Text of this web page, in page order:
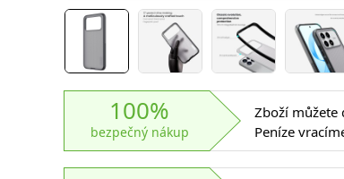
100%
bezpečný nákup
Zboží můžete
Peníze